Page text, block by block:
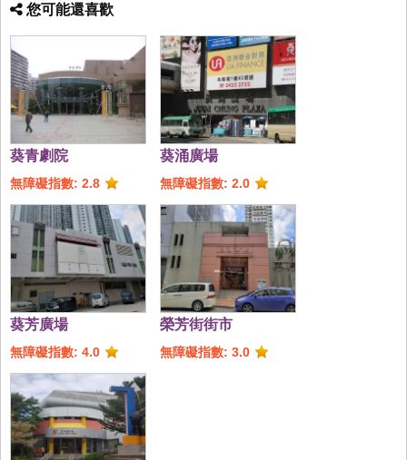
您可能還喜歡
葵青劇院
無障礙指數: 2.8
葵涌廣場
無障礙指數: 2.0
葵芳廣場
無障礙指數: 4.0
榮芳街街市
無障礙指數: 3.0